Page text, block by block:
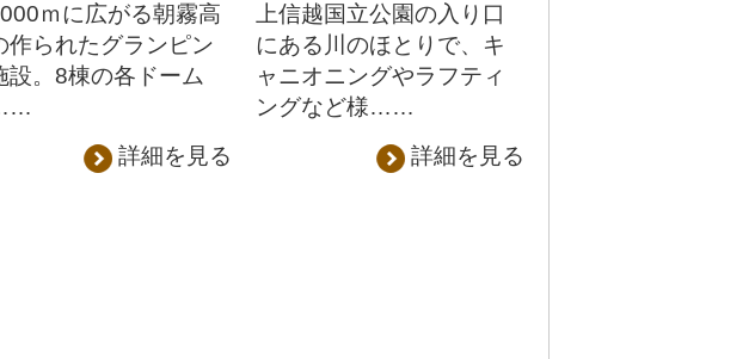
ｍに広がる朝霧高
作られたグランピン
設。8棟の各ドーム
詳細を見る
上信越国立公園の入り口
にある川のほとりで、キ
ャニオニングやラフティ
ングなど様……
詳細を見る